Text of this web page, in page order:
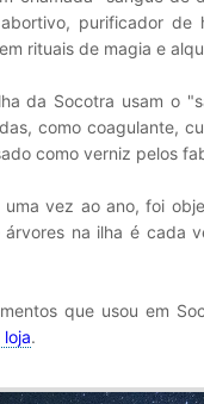
purificador
rituais de magia e
da Socotra usam o
como coagulante,
como verniz pelos
vez ao ano, foi
árvores na ilha é
que usou em
loja.